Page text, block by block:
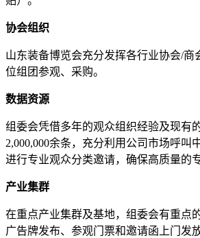
协会组织
山东装备博览会充分发挥各行业协会/商
位组团参观、采购。
数据资源
组委会凭借多年的观众组织经验及现有
2,000,000余条，充分利用公司市场呼叫
进行专业观众分类邀请，确保高质量的
产业集群
在重点产业集群及基地，组委会有重点
广告牌发布、参观门票和邀请函上门发